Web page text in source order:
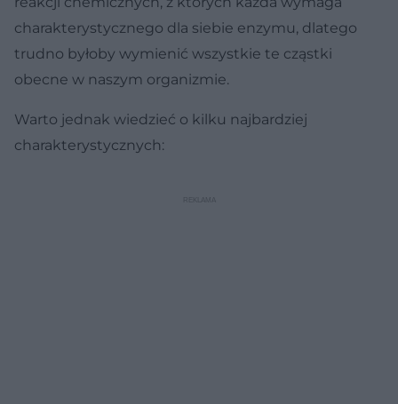
charakterystycznego dla siebie enzymu, dlatego
trudno byłoby wymienić wszystkie te cząstki
obecne w naszym organizmie.
Warto jednak wiedzieć o kilku najbardziej
charakterystycznych: